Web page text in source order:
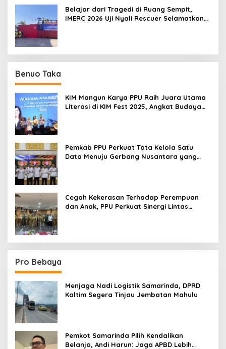
Belajar dari Tragedi di Ruang Sempit,
IMERC 2026 Uji Nyali Rescuer Selamatkan
Benuo Taka
KIM Mangun Karya PPU Raih Juara Utama
Literasi di KIM Fest 2025, Angkat Budaya
Pemkab PPU Perkuat Tata Kelola Satu
Data Menuju Gerbang Nusantara yang
Cegah Kekerasan Terhadap Perempuan
dan Anak, PPU Perkuat Sinergi Lintas
Pro Bebaya
Menjaga Nadi Logistik Samarinda, DPRD
Kaltim Segera Tinjau Jembatan Mahulu
Pemkot Samarinda Pilih Kendalikan
Belanja, Andi Harun: Jaga APBD Lebih